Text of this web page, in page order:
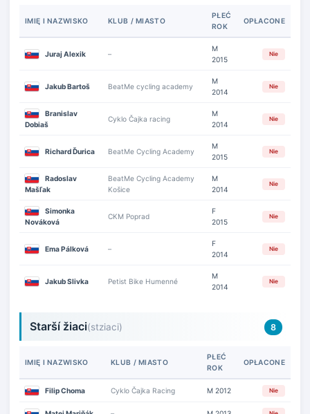
IMIĘ I NAZWISKO KLUB / MIASTO
PŁEĆ
ROK
OPŁACONE
Juraj Alexik –
M
2015
Nie
Jakub Bartoš BeatMe cycling academy
M
2014
Nie
Branislav
Dobiaš
Cyklo Čajka racing
M
2014
Nie
Richard Ďurica BeatMe Cycling Academy
M
2015
Nie
Radoslav
Mašľak
BeatMe Cycling Academy
Košice
M
2014
Nie
Simonka
Nováková
CKM Poprad
F
2015
Nie
Ema Pálková –
F
2014
Nie
Jakub Slivka Petist Bike Humenné
M
2014
Nie
Starší žiaci(stziaci) 8
IMIĘ I NAZWISKO KLUB / MIASTO
PŁEĆ
ROK
OPŁACONE
Filip Choma Cyklo Čajka Racing M 2012 Nie